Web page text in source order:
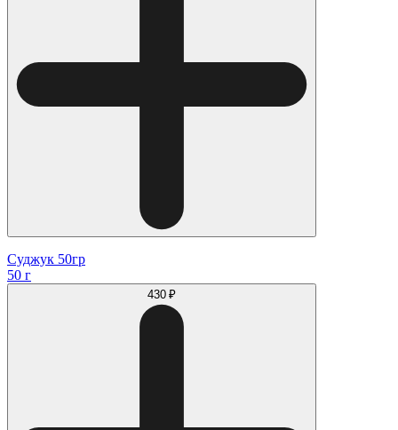
Суджук 50гр
50 г
430 ₽